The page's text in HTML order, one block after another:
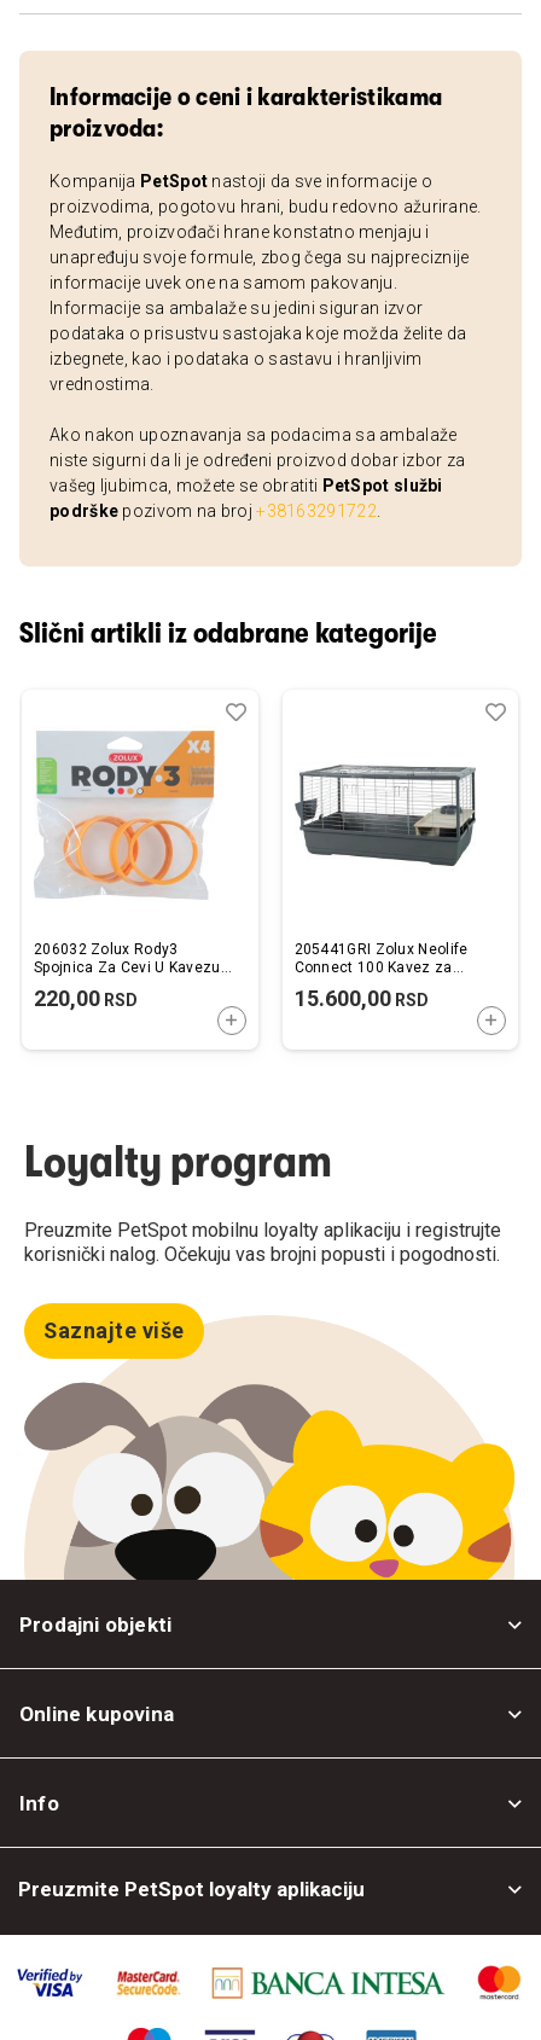
Informacije o ceni i karakteristikama
proizvoda:
Kompanija PetSpot nastoji da sve informacije o
proizvodima, pogotovu hrani, budu redovno ažurirane.
Međutim, proizvođači hrane konstatno menjaju i
unapređuju svoje formule, zbog čega su najpreciznije
informacije uvek one na samom pakovanju.
Informacije sa ambalaže su jedini siguran izvor
podataka o prisustvu sastojaka koje možda želite da
izbegnete, kao i podataka o sastavu i hranljivim
vrednostima.
Ako nakon upoznavanja sa podacima sa ambalaže
niste sigurni da li je određeni proizvod dobar izbor za
vašeg ljubimca, možete se obratiti PetSpot službi
podrške pozivom na broj+38163291722
Slični artikli iz odabrane kategorije
206032 Zolux Rody3
Spojnica Za Cevi U Kavezu
220,00 RSD
DODAJTE U KORPU
Dodaj
Uporedi
205441GRI Zolux Neolife
Connect 100 Kavez za
101,5x54x51cm
15.600,00RSD
Loyalty program
Preuzmite PetSpot mobilnu loyalty aplikaciju i registrujte
korisnički nalog. Očekuju vas brojni popusti i pogodnosti.
Saznajte više
Prodajni objekti
Online kupovina
Info
Preuzmite PetSpot loyalty aplikaciju